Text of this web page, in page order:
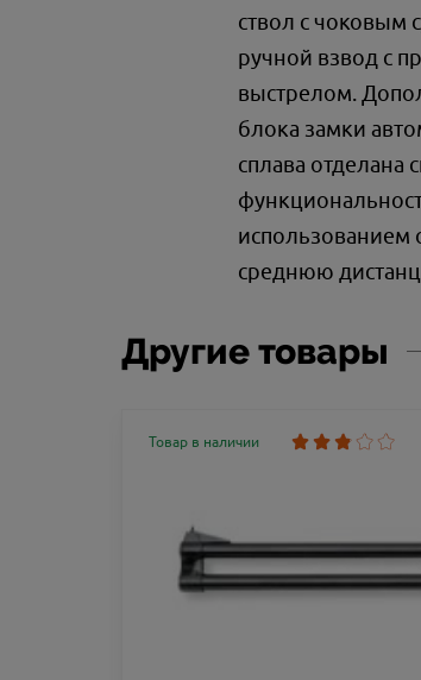
ствол с чоковым
ручной взвод с
выстрелом.
блока замки
сплава
использованием
среднюю
Другие товары
Товар в наличии